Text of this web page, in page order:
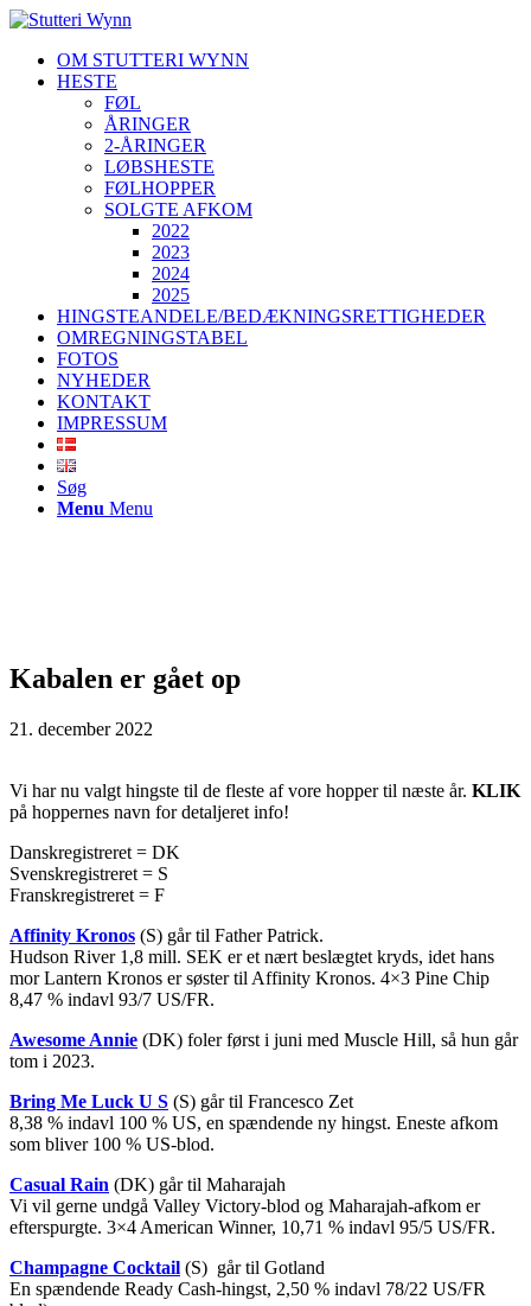
OM STUTTERI WYNN
HESTE
FØL
ÅRINGER
2-ÅRINGER
LØBSHESTE
FØLHOPPER
SOLGTE AFKOM
2022
2023
2024
2025
HINGSTEANDELE/BEDÆKNINGSRETTIGHEDER
OMREGNINGSTABEL
FOTOS
NYHEDER
KONTAKT
IMPRESSUM
Søg
Menu Menu
Kabalen er gået op
21. december 2022
Vi har nu valgt hingste til de fleste af vore hopper til næste år. KLIK
på hoppernes navn for detaljeret info!
Danskregistreret = DK
Svenskregistreret = S
Franskregistreret = F
Affinity Kronos (S) går til Father Patrick.
Hudson River 1,8 mill. SEK er et nært beslægtet kryds, idet hans
mor Lantern Kronos er søster til Affinity Kronos. 4×3 Pine Chip
8,47 % indavl 93/7 US/FR.
Awesome Annie (DK) foler først i juni med Muscle Hill, så hun går
tom i 2023.
Bring Me Luck U S (S) går til Francesco Zet
8,38 % indavl 100 % US, en spændende ny hingst. Eneste afkom
som bliver 100 % US-blod.
Casual Rain (DK) går til Maharajah
Vi vil gerne undgå Valley Victory-blod og Maharajah-afkom er
efterspurgte. 3×4 American Winner, 10,71 % indavl 95/5 US/FR.
Champagne Cocktail (S) går til Gotland
En spændende Ready Cash-hingst, 2,50 % indavl 78/22 US/FR